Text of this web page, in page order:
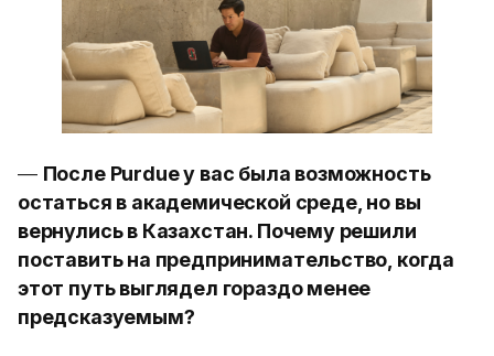
— После Purdue у вас была возможность
остаться в академической среде, но вы
вернулись в Казахстан. Почему решили
поставить на предпринимательство, когда
этот путь выглядел гораздо менее
предсказуемым?